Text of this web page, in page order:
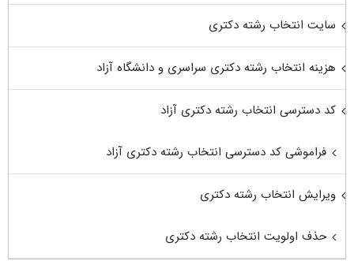
سایت انتخاب رشته دکتری
هزینه انتخاب رشته دکتری سراسری و دانشگاه آزاد
کد دسترسی انتخاب رشته دکتری آزاد
فراموشی کد دسترسی انتخاب رشته دکتری آزاد
ویرایش انتخاب رشته دکتری
حذف اولویت انتخاب رشته دکتری